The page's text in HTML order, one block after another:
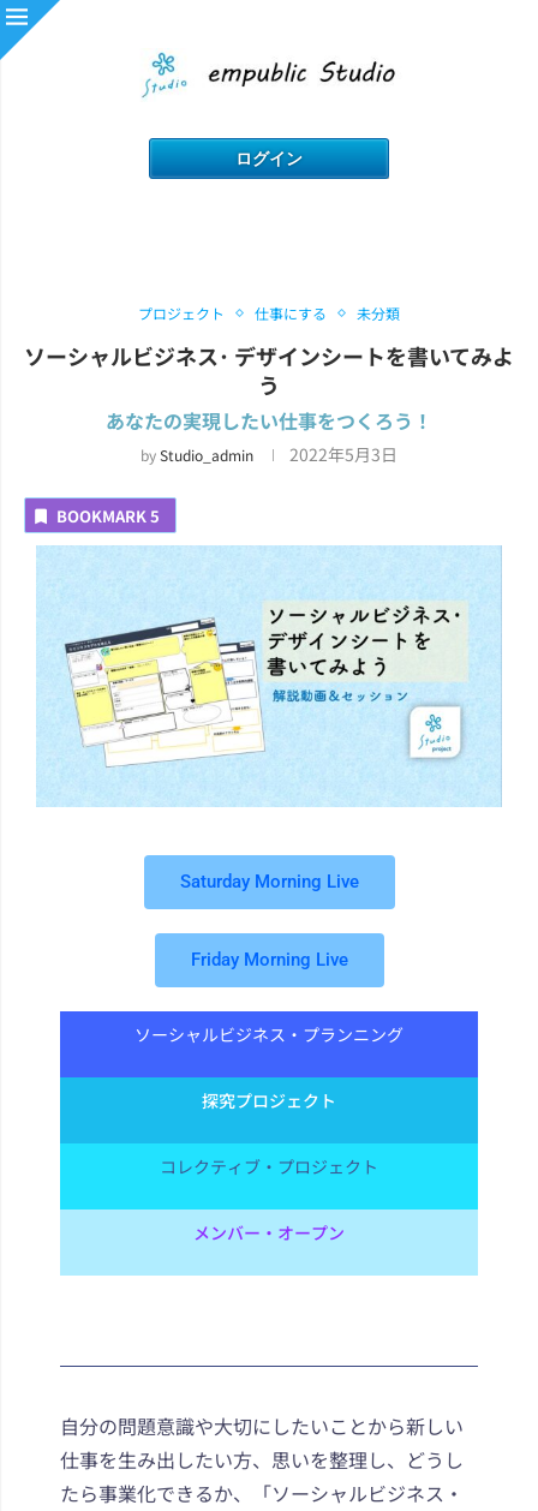
プロジェクト 仕事にする 未分類
ソーシャルビジネス･ デザインシートを書いてみよ
う
あなたの実現したい仕事をつくろう！
byStudio_admin 2022年5月3日
BOOKMARK 5
Saturday Morning Live
Friday Morning Live
ソーシャルビジネス・プランニング
探究プロジェクト
コレクティブ・プロジェクト
メンバー・オープン
自分の問題意識や大切にしたいことから新しい
仕事を生み出したい方、思いを整理し、どうし
たら事業化できるか、「ソーシャルビジネス・